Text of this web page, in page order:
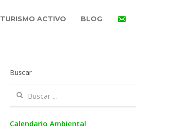
TURISMO ACTIVO BLOG
Buscar
Calendario Ambiental